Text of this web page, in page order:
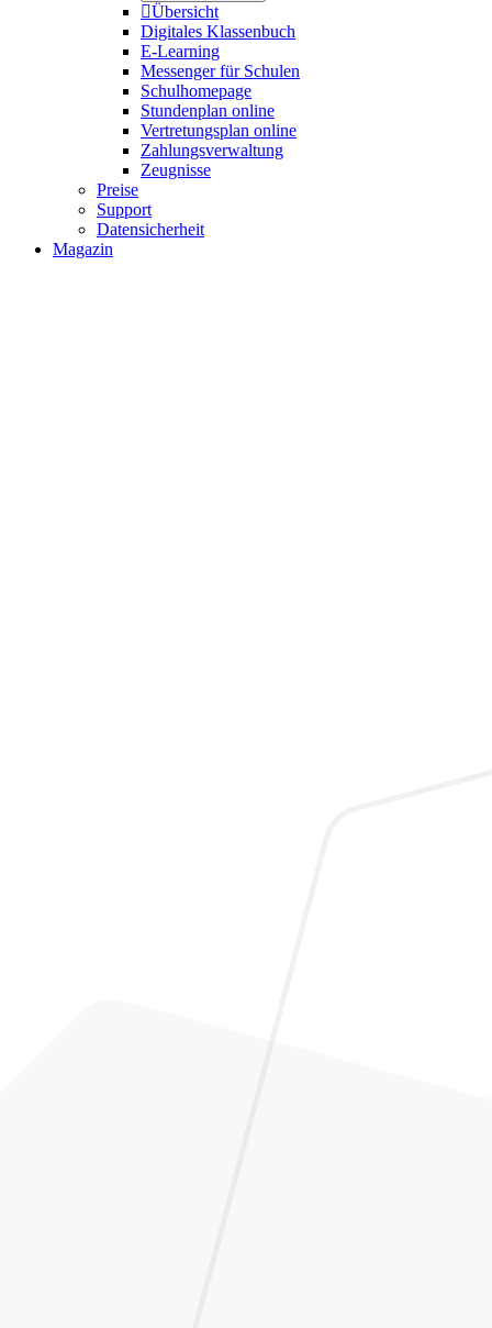
Übersicht
Digitales Klassenbuch
E-Learning
Messenger für Schulen
Schulhomepage
Stundenplan online
Vertretungsplan online
Zahlungsverwaltung
Zeugnisse
Preise
Support
Datensicherheit
Magazin